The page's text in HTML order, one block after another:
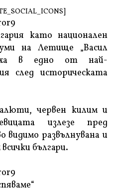
като национален
на Летище „Васил
в едно от най-
след историческата
червен килим и
излезе пред
видимо развълнувана и
българи.